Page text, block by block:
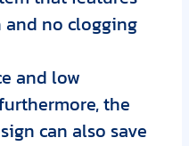
no clogging
and low
the
can also save